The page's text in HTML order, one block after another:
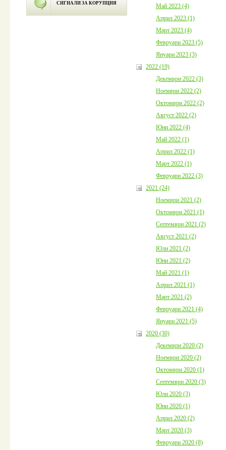
СИГНАЛИ ЗА КОРУПЦИЯ
Май 2023 (4)
Април 2023 (1)
Март 2023 (4)
Февруари 2023 (5)
Януари 2023 (3)
2022 (19)
Декември 2022 (3)
Ноември 2022 (2)
Октомври 2022 (2)
Август 2022 (2)
Юни 2022 (4)
Май 2022 (1)
Април 2022 (1)
Март 2022 (1)
Февруари 2022 (3)
2021 (24)
Ноември 2021 (2)
Октомври 2021 (1)
Септември 2021 (2)
Август 2021 (2)
Юли 2021 (2)
Юни 2021 (2)
Май 2021 (1)
Април 2021 (1)
Март 2021 (2)
Февруари 2021 (4)
Януари 2021 (5)
2020 (30)
Декември 2020 (2)
Ноември 2020 (2)
Октомври 2020 (1)
Септември 2020 (3)
Юли 2020 (3)
Юни 2020 (1)
Април 2020 (2)
Март 2020 (3)
Февруари 2020 (8)